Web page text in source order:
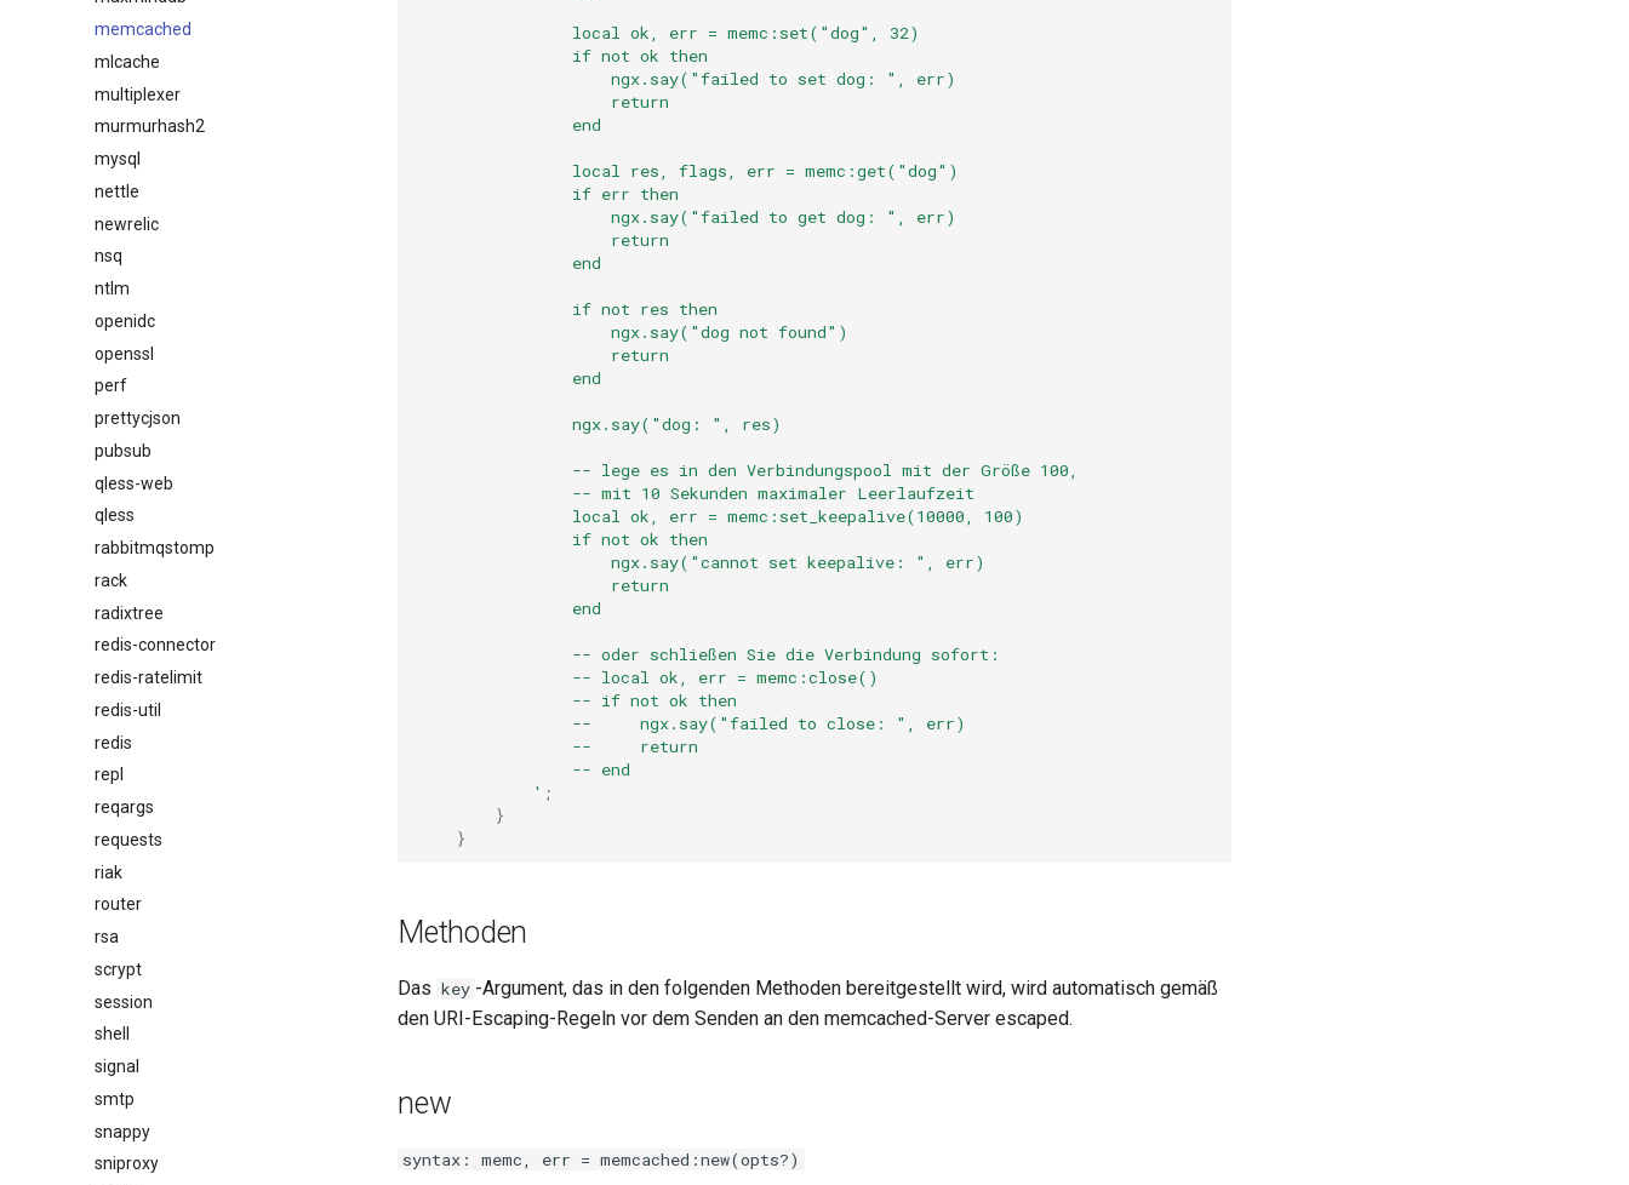
memcached
mlcache
multiplexer
murmurhash2
mysql
nettle
newrelic
nsq
ntlm
openidc
openssl
perf
prettycjson
pubsub
qless-web
qless
rabbitmqstomp
rack
radixtree
redis-connector
redis-ratelimit
redis-util
redis
repl
reqargs
requests
riak
router
rsa
scrypt
session
shell
signal
smtp
snappy
sniproxy
                local ok, err = memc:set("dog", 32)
                if not ok then
                    ngx.say("failed to set dog: ", err)
                    return
                end
                local res, flags, err = memc:get("dog")
                if err then
                    ngx.say("failed to get dog: ", err)
                    return
                end
                if not res then
                    ngx.say("dog not found")
                    return
                end
                ngx.say("dog: ", res)
                -- lege es in den Verbindungspool mit der Größe 100,
                -- mit 10 Sekunden maximaler Leerlaufzeit
                local ok, err = memc:set_keepalive(10000, 100)
                if not ok then
                    ngx.say("cannot set keepalive: ", err)
                    return
                end
                -- oder schließen Sie die Verbindung sofort:
                -- local ok, err = memc:close()
                -- if not ok then
                --     ngx.say("failed to close: ", err)
                --     return
                -- end
            '
;
}
}
Methoden
Das key -Argument, das in den folgenden Methoden bereitgestellt wird, wird automatisch gemäß
den URI-Escaping-Regeln vor dem Senden an den memcached-Server escaped.
new
syntax: memc, err = memcached:new(opts?)